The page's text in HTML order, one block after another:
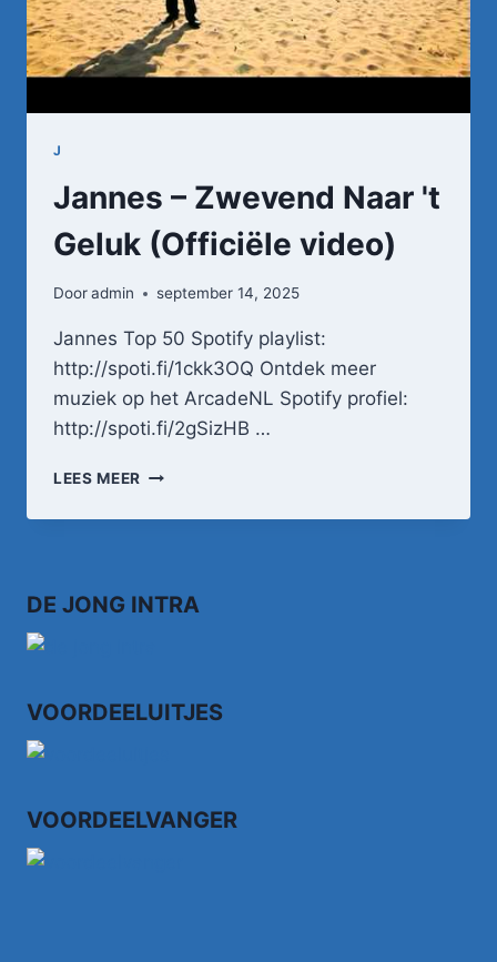
J
Jannes – Zwevend Naar 't
Geluk (Officiële video)
Dooradmin september 14, 2025
Jannes Top 50 Spotify playlist:
http://spoti.fi/1ckk3OQ Ontdek meer
muziek op het ArcadeNL Spotify profiel:
http://spoti.fi/2gSizHB …
LEES MEER JANNES
ZWEVEND
(OFFICIËLE
DE JONG INTRA
VOORDEELUITJES
VOORDEELVANGER